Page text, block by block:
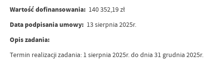
Wartość dofinansowania: 140 352,19 zł
Data podpisania umowy: 13 sierpnia 2025r.
Opis zadania:
Termin realizacji zadania: 1 sierpnia 2025r. do dnia 31 grudnia 2025r.